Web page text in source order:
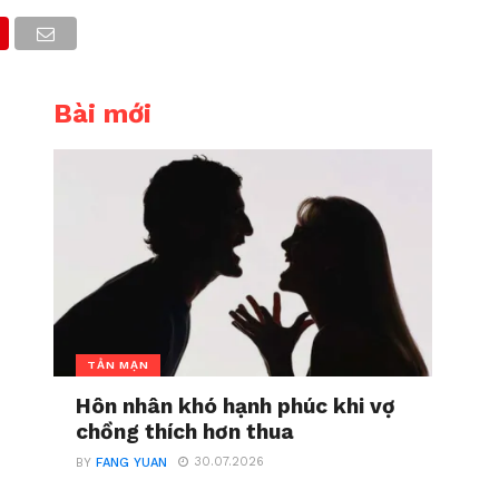
Bài mới
TẢN MẠN
Hôn nhân khó hạnh phúc khi vợ
chồng thích hơn thua
BYFANG YUAN 30.07.2026